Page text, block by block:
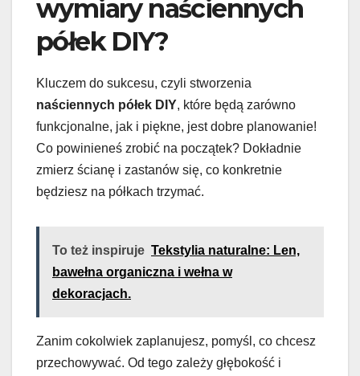
wymiary naściennych
półek DIY?
Kluczem do sukcesu, czyli stworzenia
naściennych półek DIY, które będą zarówno
funkcjonalne, jak i piękne, jest dobre planowanie!
Co powinieneś zrobić na początek? Dokładnie
zmierz ścianę i zastanów się, co konkretnie
będziesz na półkach trzymać.
To też inspiruje Tekstylia naturalne: Len,
bawełna organiczna i wełna w
dekoracjach.
Zanim cokolwiek zaplanujesz, pomyśl, co chcesz
przechowywać. Od tego zależy głębokość i